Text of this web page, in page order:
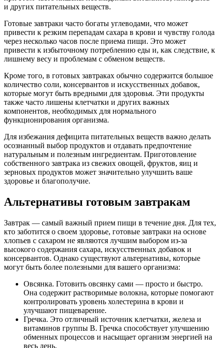
и других питательных веществ.
Готовые завтраки часто богаты углеводами, что может
привести к резким перепадам сахара в крови и чувству голода
через несколько часов после приема пищи. Это может
привести к избыточному потреблению еды и, как следствие, к
лишнему весу и проблемам с обменом веществ.
Кроме того, в готовых завтраках обычно содержится большое
количество соли, консервантов и искусственных добавок,
которые могут быть вредными для здоровья. Эти продукты
также часто лишены клетчатки и других важных
компонентов, необходимых для нормального
функционирования организма.
Для избежания дефицита питательных веществ важно делать
осознанный выбор продуктов и отдавать предпочтение
натуральным и полезным ингредиентам. Приготовление
собственного завтрака из свежих овощей, фруктов, яиц и
зерновых продуктов может значительно улучшить ваше
здоровье и благополучие.
Альтернативы готовым завтракам
Завтрак — самый важный прием пищи в течение дня. Для тех,
кто заботится о своем здоровье, готовые завтраки на основе
хлопьев с сахаром не являются лучшим выбором из-за
высокого содержания сахара, искусственных добавок и
консервантов. Однако существуют альтернативы, которые
могут быть более полезными для вашего организма:
Овсянка. Готовить овсянку сами — просто и быстро.
Она содержит растворимые волокна, которые помогают
контролировать уровень холестерина в крови и
улучшают пищеварение.
Гречка. Это отличный источник клетчатки, железа и
витаминов группы В. Гречка способствует улучшению
обменных процессов и насыщает организм энергией на
весь день.